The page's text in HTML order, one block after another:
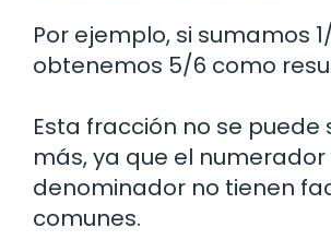
Por ejemplo, si sumamos
obtenemos 5/6 como
Esta fracción no se puede
más, ya que el numerador
denominador no tienen
comunes.